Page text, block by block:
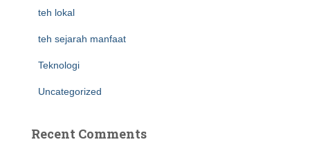
teh lokal
teh sejarah manfaat
Teknologi
Uncategorized
Recent Comments